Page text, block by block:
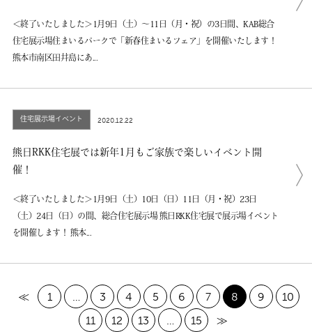
＜終了いたしました＞1月9日（土）～11日（月・祝）の3日間、KAB総合
住宅展示場住まいるパークで「新春住まいるフェア」を開催いたします！
熊本市南区田井島にあ...
住宅展示場イベント 2020.12.22
熊日RKK住宅展では新年1月もご家族で楽しいイベント開
催！
＜終了いたしました＞1月9日（土）10日（日）11日（月・祝）23日
（土）24日（日）の間、総合住宅展示場 熊日RKK住宅展で展示場イベント
を開催します！ 熊本...
≪ 1 … 3 4 5 6 7 8 9
10
11
12 13 … 15 ≫